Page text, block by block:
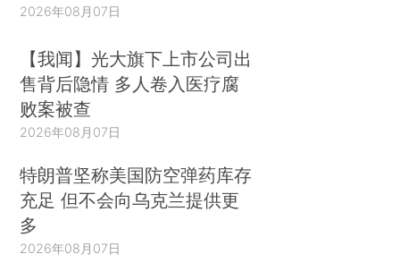
2026年08月07日
【我闻】光大旗下上市公司出
售背后隐情 多人卷入医疗腐
败案被查
2026年08月07日
特朗普坚称美国防空弹药库存
充足 但不会向乌克兰提供更
多
2026年08月07日